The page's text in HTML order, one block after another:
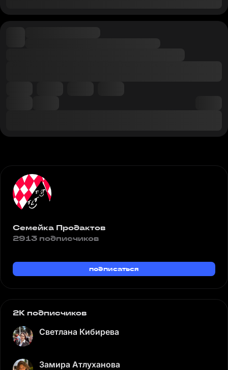
Семейка Продактов
2913 подписчиков
подписаться
2K подписчиков
Светлана Кибирева
Замира Атлуханова